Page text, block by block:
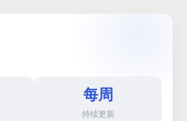
每周
持续更新